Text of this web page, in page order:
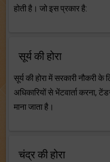
होती है। जो इस प्रकार है:
सूर्य की होरा
सूर्य की होरा में सरकारी नौकरी
अधिकारियों से भेंटवार्ता करना,
माना जाता है।
चंद्र की होरा